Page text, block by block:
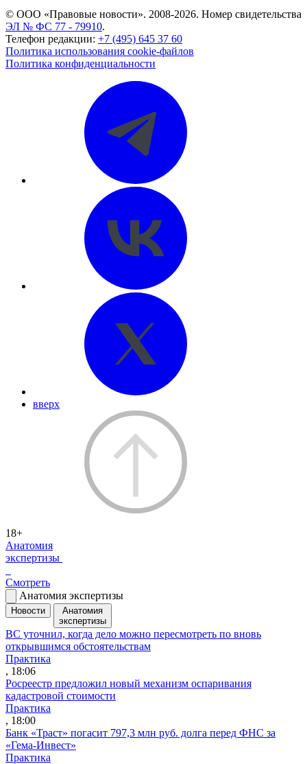
© ООО «Правовые новости». 2008-2026. Номер свидетельства
ЭЛ № ФС 77 - 79910.
Телефон редакции: +7 (495) 645 37 60
Политика использования cookie-файлов
Политика конфиденциальности
вверх
18+
Анатомия
экспертизы
Смотреть
Анатомия экспертизы
Новости
Анатомия
экспертизы
ВС уточнил, когда дело можно пересмотреть по вновь
открывшимся обстоятельствам
Практика
, 18:06
Росреестр предложил новый механизм оспаривания
кадастровой стоимости
Практика
, 18:00
Банк «Траст» погасит 797,3 млн руб. долга перед ФНС за
«Гема-Инвест»
Практика